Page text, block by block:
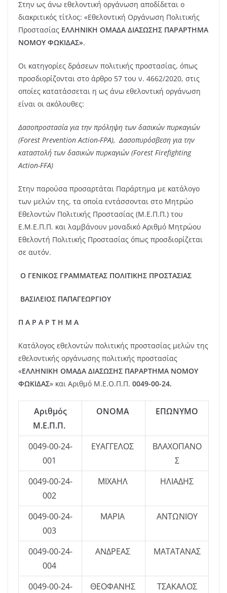
Στην ως άνω εθελοντική οργάνωση αποδίδεται ο
διακριτικός τίτλος: «Εθελοντική Οργάνωση Πολιτικής
Προστασίας ΕΛΛΗΝΙΚΗ ΟΜΑΔΑ ΔΙΑΣΩΣΗΣ ΠΑΡΑΡΤΗΜΑ
ΝΟΜΟΥ ΦΩΚΙΔΑΣ».
Οι κατηγορίες δράσεων πολιτικής προστασίας, όπως
προσδιορίζονται στο άρθρο 57 του ν. 4662/2020, στις
οποίες κατατάσσεται η ως άνω εθελοντική οργάνωση
είναι οι ακόλουθες:
Δασοπροστασία για την πρόληψη των δασικών πυρκαγιών
(Forest Prevention Action-FPA), Δασοπυρόσβεση για την
καταστολή των δασικών πυρκαγιών (Forest Firefighting
Action-FFA)
Στην παρούσα προσαρτάται Παράρτημα με κατάλογο
των μελών της, τα οποία εντάσσονται στο Μητρώο
Εθελοντών Πολιτικής Προστασίας (Μ.Ε.Π.Π.) του
Ε.Μ.Ε.Π.Π. και λαμβάνουν μοναδικό Αριθμό Μητρώου
Εθελοντή Πολιτικής Προστασίας όπως προσδιορίζεται
σε αυτόν.
Ο ΓΕΝΙΚΟΣ ΓΡΑΜΜΑΤΕΑΣ ΠΟΛΙΤΙΚΗΣ ΠΡΟΣΤΑΣΙΑΣ
ΒΑΣΙΛΕΙΟΣ ΠΑΠΑΓΕΩΡΓΙΟΥ
Π Α Ρ Α Ρ Τ Η Μ Α
Κατάλογος εθελοντών πολιτικής προστασίας μελών της
εθελοντικής οργάνωσης πολιτικής προστασίας
«ΕΛΛΗΝΙΚΗ ΟΜΑΔΑ ΔΙΑΣΩΣΗΣ ΠΑΡΑΡΤΗΜΑ ΝΟΜΟΥ
ΦΩΚΙΔΑΣ» και Αριθμό Μ.Ε.Ο.Π.Π. 0049-00-24.
Αριθμός
Μ.Ε.Π.Π.
ΟΝΟΜΑ ΕΠΩΝΥΜΟ
0049-00-24-
001
ΕΥΑΓΓΕΛΟΣ
ΒΛΑΧΟΠΑΝΟ
Σ
0049-00-24-
002
ΜΙΧΑΗΛ ΗΛΙΑΔΗΣ
0049-00-24-
003
ΜΑΡΙΑ ΑΝΤΩΝΙΟΥ
0049-00-24-
004
ΑΝΔΡΕΑΣ ΜΑΤΑΤΑΝΑΣ
0049-00-24-
ΘΕΟΦΑΝΗΣ ΤΣΑΚΑΛΟΣ